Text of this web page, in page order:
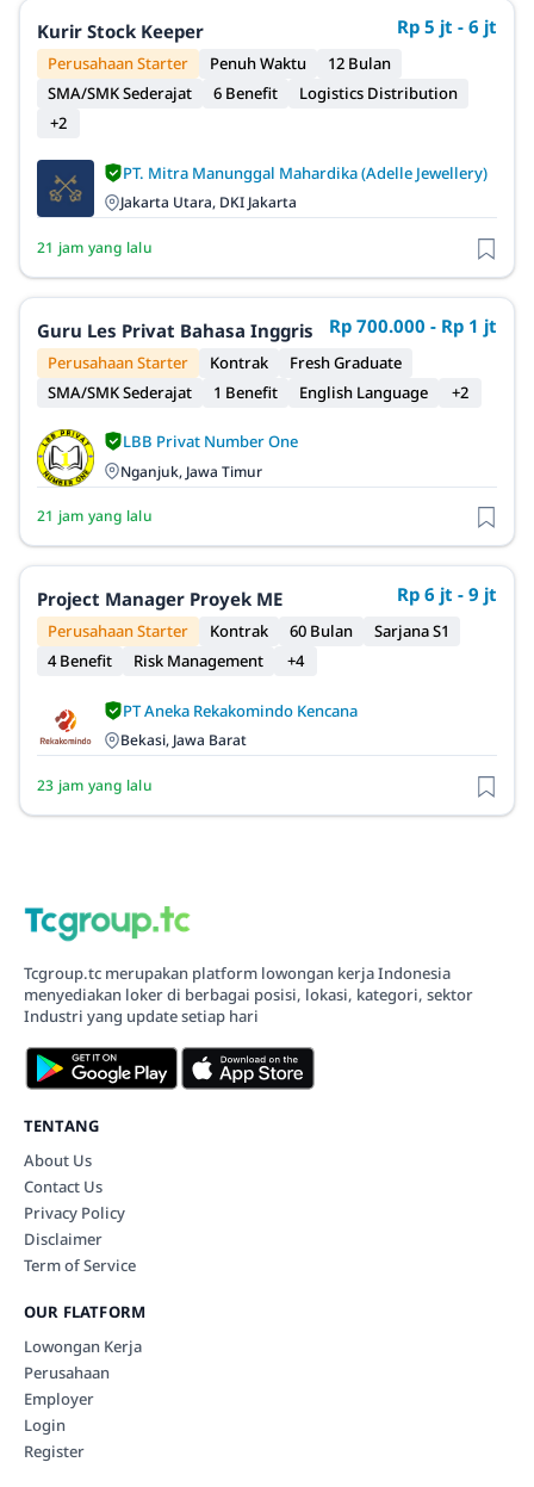
Kurir Stock Keeper Rp 5 jt - 6 jt
Perusahaan Starter Penuh Waktu
12 Bulan
SMA/SMK Sederajat
6 Benefit
Logistics Distribution
+2
PT. Mitra Manunggal Mahardika (Adelle Jewellery)
Jakarta Utara, DKI Jakarta
21 jam yang lalu
Guru Les Privat Bahasa Inggris Rp 700.000 - Rp 1 jt
Perusahaan Starter Kontrak
Fresh Graduate
SMA/SMK Sederajat
1 Benefit English Language +2
LBB Privat Number One
Nganjuk, Jawa Timur
21 jam yang lalu
Project Manager Proyek ME Rp 6 jt - 9 jt
Perusahaan Starter Kontrak 60 Bulan
Sarjana S1
4 Benefit
Risk Management +4
PT Aneka Rekakomindo Kencana
Bekasi, Jawa Barat
23 jam yang lalu
Tcgroup.tc merupakan platform lowongan kerja Indonesia
menyediakan loker di berbagai posisi, lokasi, kategori, sektor
Industri yang update setiap hari
TENTANG
About Us
Contact Us
Privacy Policy
Disclaimer
Term of Service
OUR FLATFORM
Lowongan Kerja
Perusahaan
Employer
Login
Register